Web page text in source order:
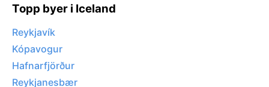
Topp byer i Iceland
Reykjavík
Kópavogur
Hafnarfjörður
Reykjanesbær